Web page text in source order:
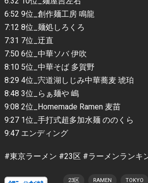
6:52 9位_創作麺工房 鳴龍
7:12 8位_麺処しろくろ
7:31 7位_迂直
7:50 6位_中華ソバ 伊吹
8:10 5位_中華そば 多賀野
8:29 4位_宍道湖しじみ中華蕎麦 琥珀
8:48 3位_らぁ麺や 嶋
9:08 2位_Homemade Ramen 麦苗
9:27 1位_手打式超多加水麺 ののくら
9:47 エンディング
#東京ラーメン #23区 #ラーメンランキ
23区 RAMEN TOKYO